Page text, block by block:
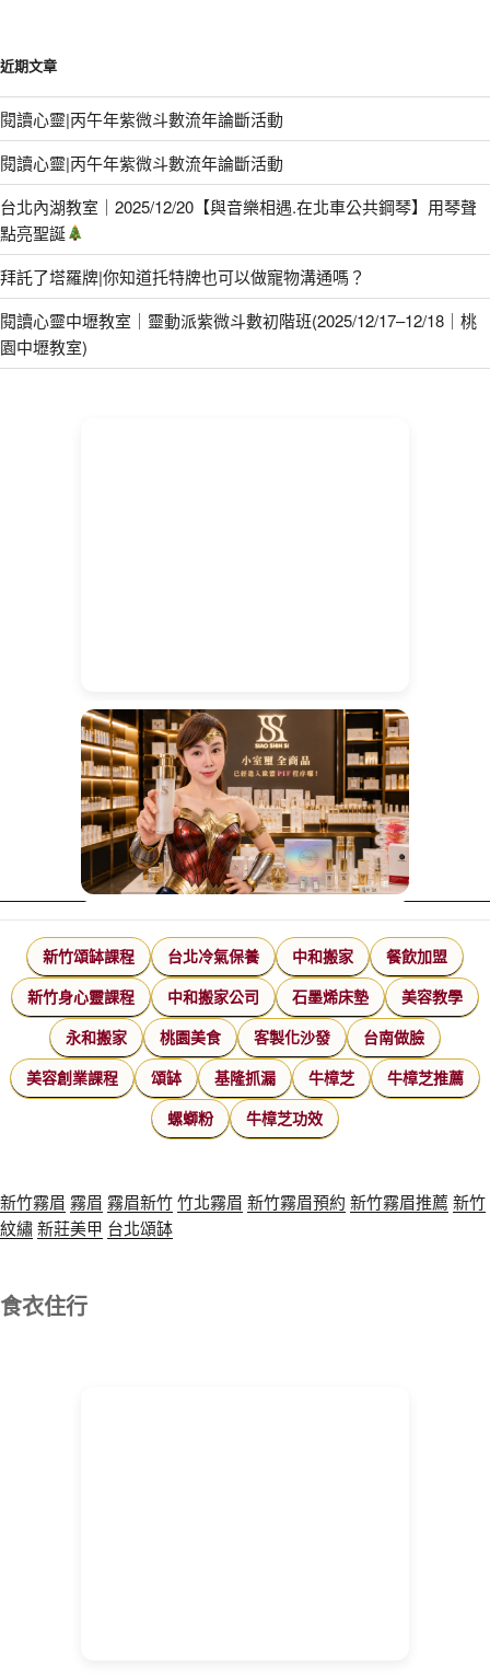
近期文章
閱讀心靈|丙午年紫微斗數流年論斷活動
閱讀心靈|丙午年紫微斗數流年論斷活動
台北內湖教室｜2025/12/20【與音樂相遇.在北車公共鋼琴】用琴聲
點亮聖誕
拜託了塔羅牌|你知道托特牌也可以做寵物溝通嗎？
閱讀心靈中壢教室｜靈動派紫微斗數初階班(2025/12/17–12/18｜桃
園中壢教室)
新竹頌缽課程 台北冷氣保養 中和搬家 餐飲加盟
新竹身心靈課程 中和搬家公司 石墨烯床墊 美容教學
永和搬家 桃園美食 客製化沙發 台南做臉
美容創業課程 頌缽 基隆抓漏 牛樟芝 牛樟芝推薦
螺螄粉 牛樟芝功效
新竹霧眉 霧眉 霧眉新竹竹北霧眉 新竹霧眉預約 新竹霧眉推薦 新竹
紋繡新莊美甲 台北頌缽
食衣住行